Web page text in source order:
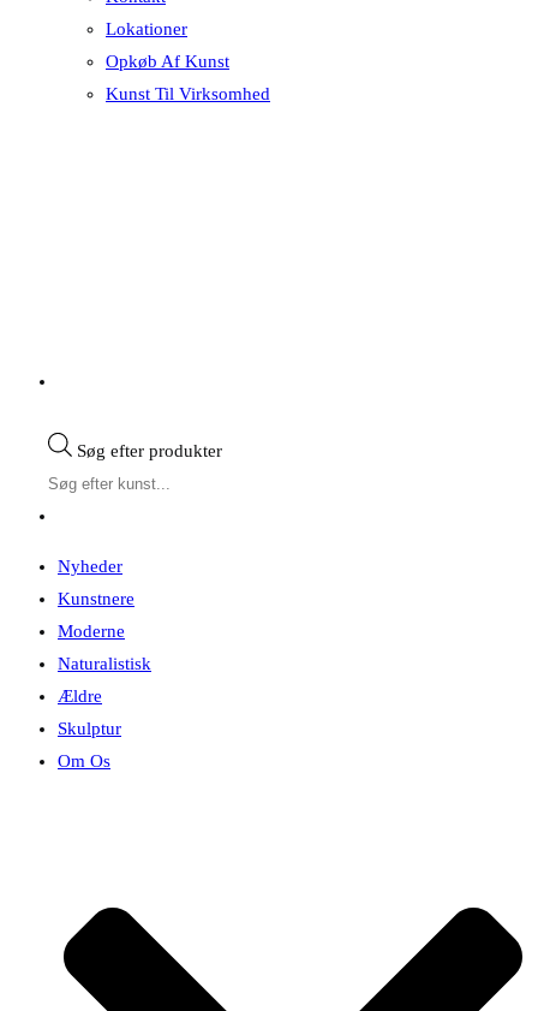
Lokationer
Opkøb Af Kunst
Kunst Til Virksomhed
Søg efter produkter
Nyheder
Kunstnere
Moderne
Naturalistisk
Ældre
Skulptur
Om Os